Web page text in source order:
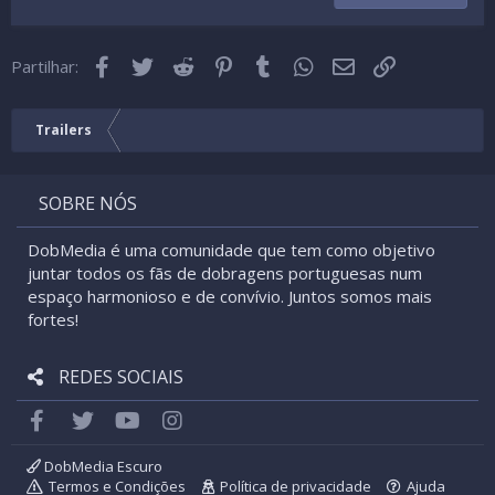
26
Trebuchet MS
Partilhar: Facebook
Twitter Reddit Pinterest
Tumblr WhatsApp
Email
Trailers
SOBRE NÓS
DobMedia é uma comunidade que tem como objetivo
juntar todos os fãs de dobragens portuguesas num
espaço harmonioso e de convívio. Juntos somos mais
fortes!
REDES SOCIAIS
FacebookTwitter youtube
DobMedia Escuro
Termos e Condições
Política de privacidade Ajuda